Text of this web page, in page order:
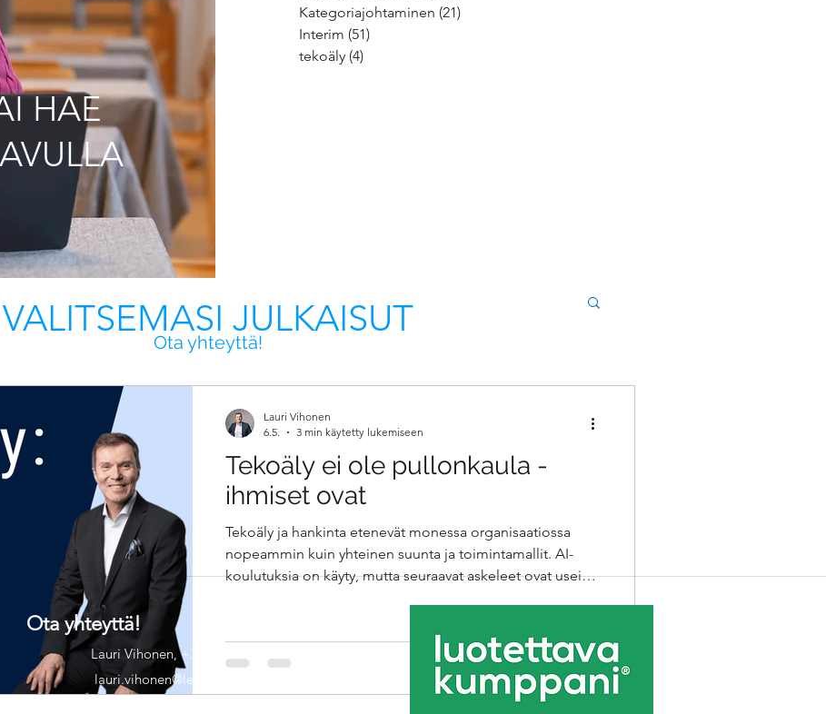
HAE
Kategoriajohtaminen (21)
Interim (51)
tekoäly (4)
Tekoäly ei ole pullonkaula -
ihmiset ovat
Tekoäly ja hankinta etenevät monessa organisaatiossa
nopeammin kuin yhteinen suunta ja toimintamallit. AI-
koulutuksia on käyty, mutta seuraavat askeleet ovat usein
ja itseohjautuva hankinta. Iteratiivinen eteneminen ja oikea
interim-tuki auttavat muuttamaan kokeilut käytännön
Lauri Vihonen
6.5.
3 min käytetty lukemiseen
VALITSEMASI JULKAISUT
Ota yhteyttä!
Ota yhteyttä!
Lauri Vihonen, +358 50 4381912
lauri.vihonen@leadersbeacon.fi